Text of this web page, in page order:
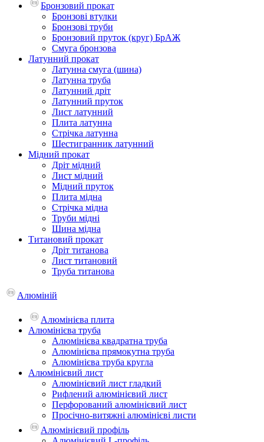
Бронзовий прокат
Бронзові втулки
Бронзові труби
Бронзовий пруток (круг) БрАЖ
Смуга бронзова
Латунний прокат
Латунна смуга (шина)
Латунна труба
Латунний дріт
Латунний пруток
Лист латунний
Плита латунна
Стрічка латунна
Шестигранник латунний
Мідний прокат
Дріт мідний
Лист мідний
Мідний пруток
Плита мідна
Стрічка мідна
Труби мідні
Шина мідна
Титановий прокат
Дріт титанова
Лист титановий
Труба титанова
Алюміній
Алюмінієва плита
Алюмінієва труба
Алюмінієва квадратна труба
Алюмінієва прямокутна труба
Алюмінієва труба кругла
Алюмінієвий лист
Алюмінієвий лист гладкий
Рифлений алюмінієвий лист
Перфорований алюмінієвий лист
Просічно-витяжні алюмінієві листи
Алюмінієвий профіль